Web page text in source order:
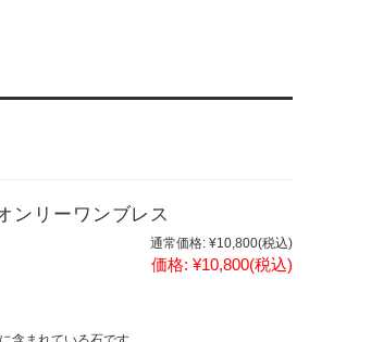
リーワンブレス
通常価格: ¥10,800(税込)
価格: ¥10,800(税込)